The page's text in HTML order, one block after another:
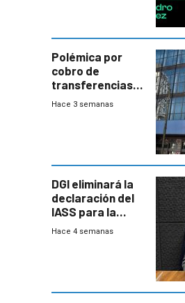
Polémica por
cobro de
transferencias
del Mides en
Hace 3 semanas
DGI eliminará la
declaración del
IASS para la
mayoría de los
Hace 4 semanas